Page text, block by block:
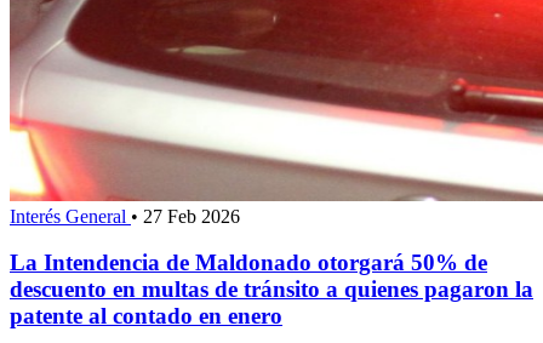
Interés General • 27 Feb 2026
La Intendencia de Maldonado otorgará 50% de
descuento en multas de tránsito a quienes pagaron la
patente al contado en enero